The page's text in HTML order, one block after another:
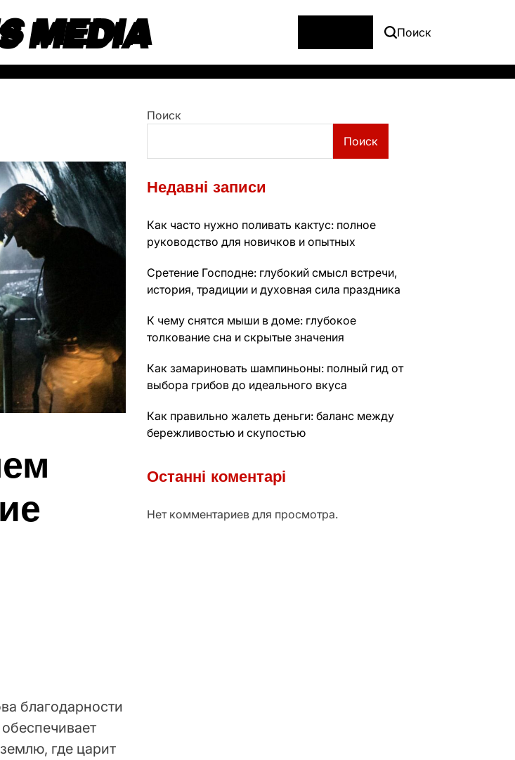
MEDIA Поиск
благодарности
где царит
Поиск
Поиск
Недавні записи
Как часто нужно поливать кактус: полное
руководство для новичков и опытных
Сретение Господне: глубокий смысл встречи,
история, традиции и духовная сила праздника
К чему снятся мыши в доме: глубокое
толкование сна и скрытые значения
Как замариновать шампиньоны: полный гид от
выбора грибов до идеального вкуса
Как правильно жалеть деньги: баланс между
бережливостью и скупостью
Останні коментарі
Нет комментариев для просмотра.